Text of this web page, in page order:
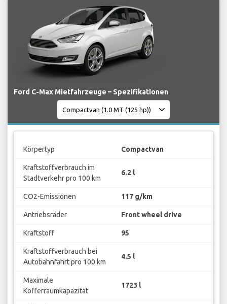
Ford C-Max Mietfahrzeuge – Spezifikationen
Körpertyp Compactvan
Kraftstoffverbrauch im
Stadtverkehr pro 100 km
6.2 l
CO2-Emissionen 117 g/km
Antriebsräder Front wheel drive
Kraftstoff 95
Kraftstoffverbrauch bei
Autobahnfahrt pro 100 km
4.5 l
Maximale
Kofferraumkapazität
1723 l